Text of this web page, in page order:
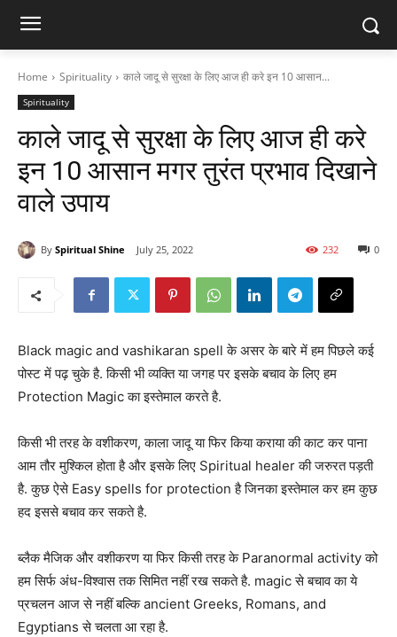
Home Spirituality काले जादू से सुरक्षा के लिए आज ही करे इन 10 आसान...
Spirituality
काले जादू से सुरक्षा के लिए आज ही करे
इन 10 आसान मगर तुरंत प्रभाव दिखाने
वाले उपाय
By Spiritual Shine July 25, 2022 0
232
Black magic and vashikaran spell के असर के बारे में हम पिछले कई
पोस्ट में पढ़ चुके है. किसी भी व्यक्ति या जगह पर इसके बचाव के लिए हम
Protection Magic का इस्तेमाल करते है.
किसी भी तरह के वशीकरण, काला जादू या फिर किया कराया की काट कर पाना
आम तौर मुश्किल होता है और इसके लिए Spiritual healer की जरुरत पड़ती
है. कुछ ऐसे Easy spells for protection है जिनका इस्तेमाल कर हम कुछ
हद इससे बचाव कर सकते है.
ब्लैक मैजिक और वशीकरण या फिर किसी तरह के Paranormal activity को
हम सिर्फ अंध-विश्वास तक सिमित नहीं रख सकते है. magic से बचाव का ये
प्रचलन आज से नहीं बल्कि ancient Greeks, Romans, and
Egyptians से चलता आ रहा है.